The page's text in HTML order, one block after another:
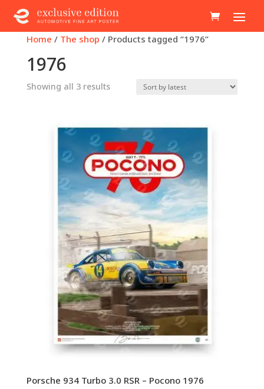
Home / The shop / Products tagged “1976”
1976
Showing all 3 resultsSorted
Porsche 934 Turbo 3.0 RSR – Pocono 1976